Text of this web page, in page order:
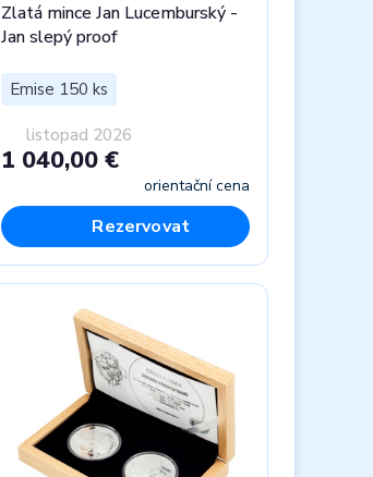
Zlatá mince Jan Lucemburský -
Jan slepý proof
Emise 150 ks
listopad 2026
1 040,00 €
orientační cena
Rezervovat